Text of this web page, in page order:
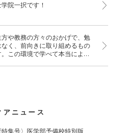
院一択です！
や教務の方々のおかげで、勉
く、前向きに取り組めるもの
この環境で学べて本当によか
アニュース
特集号〉医学部予備校特別版